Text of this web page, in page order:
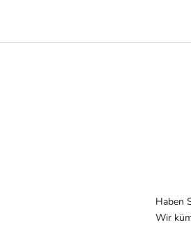
Haben
Wir